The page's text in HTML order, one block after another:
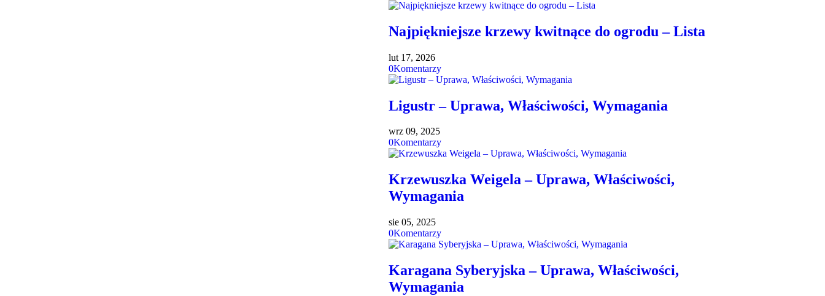
Najpiękniejsze krzewy kwitnące do ogrodu – Lista
lut 17, 2026
0Komentarzy
Ligustr – Uprawa, Właściwości, Wymagania
wrz 09, 2025
0Komentarzy
Krzewuszka Weigela – Uprawa, Właściwości,
Wymagania
sie 05, 2025
0Komentarzy
Karagana Syberyjska – Uprawa, Właściwości,
Wymagania